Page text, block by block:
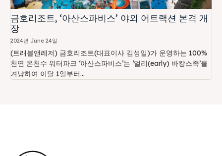
금호리조트, ‘아산스파비스’ 야외 어트랙션 본격 개
장
2024년 June 24일
(트래블앤레저) 금호리조트(대표이사 김성일)가 운영하는 100%
천연 온천수 워터파크 ‘아산스파비스’는 ‘얼리(early) 바캉스족’을
겨냥하여 이달 1일부터...